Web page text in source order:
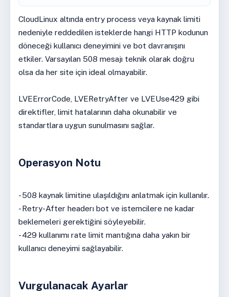
CloudLinux altında entry process veya kaynak limiti
nedeniyle reddedilen isteklerde hangi HTTP kodunun
döneceği kullanıcı deneyimini ve bot davranışını
etkiler. Varsayılan 508 mesajı teknik olarak doğru
olsa da her site için ideal olmayabilir.
LVEErrorCode, LVERetryAfter ve LVEUse429 gibi
direktifler, limit hatalarının daha okunabilir ve
standartlara uygun sunulmasını sağlar.
Operasyon Notu
- 508 kaynak limitine ulaşıldığını anlatmak için kullanılır.
- Retry-After headerı bot ve istemcilere ne kadar
beklemeleri gerektiğini söyleyebilir.
- 429 kullanımı rate limit mantığına daha yakın bir
kullanıcı deneyimi sağlayabilir.
Vurgulanacak Ayarlar